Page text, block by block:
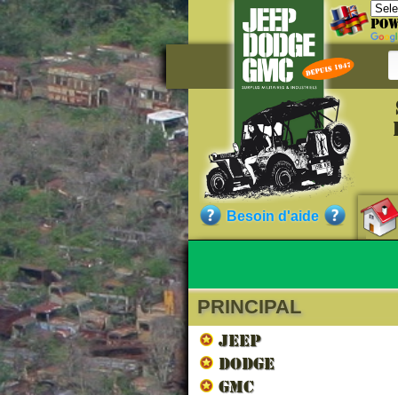
Besoin d'aide
PRINCIPAL
JEEP
DODGE
GMC
Qualité :
Nos